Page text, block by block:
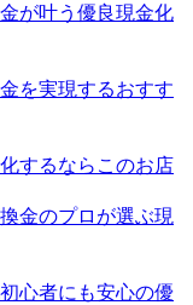
が叶う優良現金化
を実現するおすす
するならこのお店
金のプロが選ぶ現
心者にも安心の優